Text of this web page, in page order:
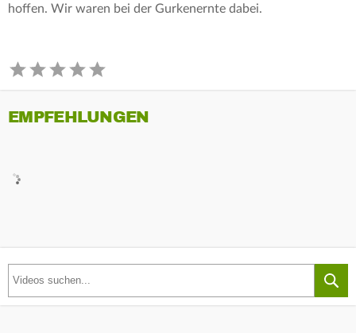
hoffen. Wir waren bei der Gurkenernte dabei.
EMPFEHLUNGEN